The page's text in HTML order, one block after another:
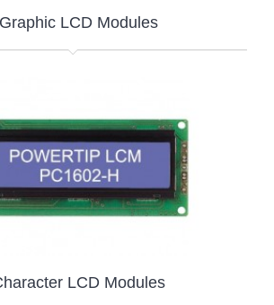
Graphic LCD Modules
LCD Modules